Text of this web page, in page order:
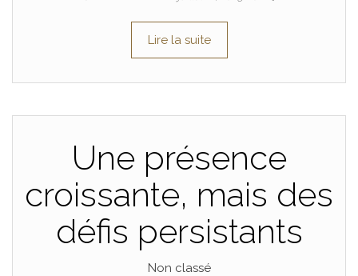
Lire la suite
Une présence
croissante, mais des
défis persistants
Non classé